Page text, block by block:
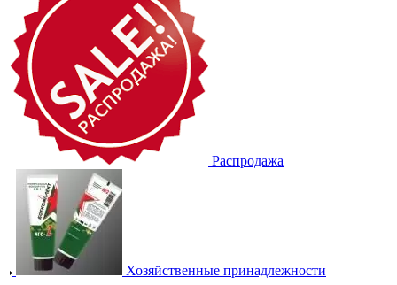
Распродажа
Хозяйственные принадлежности